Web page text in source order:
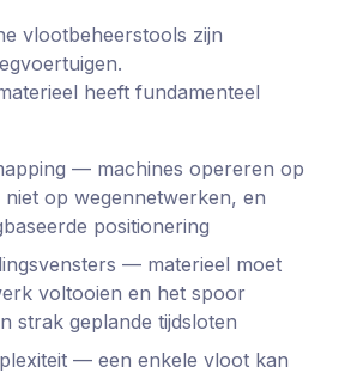
vlootbeheerstools zijn
heeft fundamenteel
— machines opereren op
op wegennetwerken, en
positionering
— materieel moet
voltooien en het spoor
strak geplande tijdsloten
— een enkele vloot kan